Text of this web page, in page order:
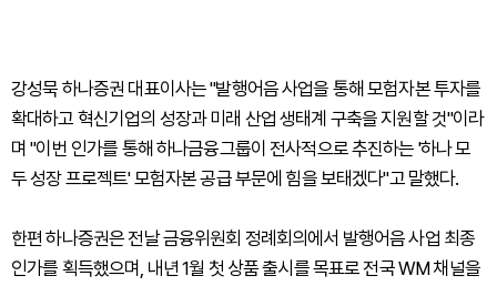
강성묵 하나증권 대표이사는 "발행어음 사업을 통해 모험자본 투자를
확대하고 혁신기업의 성장과 미래 산업 생태계 구축을 지원할 것"이라
며 "이번 인가를 통해 하나금융그룹이 전사적으로 추진하는 '하나 모
두 성장 프로젝트' 모험자본 공급 부문에 힘을 보태겠다"고 말했다.
한편 하나증권은 전날 금융위원회 정례회의에서 발행어음 사업 최종
인가를 획득했으며, 내년 1월 첫 상품 출시를 목표로 전국 WM 채널을